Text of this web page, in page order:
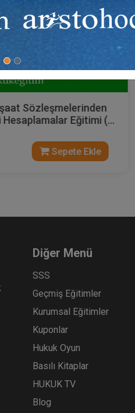
Sözleşmelerinden
Eğitimi (2
Sepete Ekle
Diğer Menü
SSS
Geçmiş Eğitimler
Kurumsal Eğitimler
Kuponlar
Hukuk Oyun
Basılı Kitaplar
HUKUK TV
Blog